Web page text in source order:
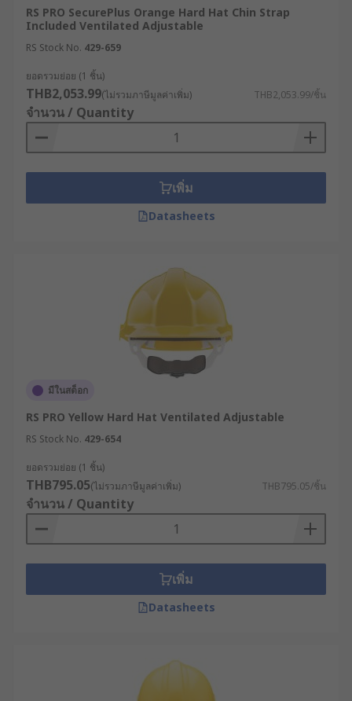
กระแทก
ความแข็งแรง เช่น HDPE (High-Density
Polyethylene) โดยภายในหมวกนิรภัยจะมีแถบรองรับ
แรงกระแทก ช่วยกระจายแรงกระแทกไปทั่วด้านบน
ของศีรษะ ลดอาการบาดเจ็บ นอกจากนั้น หมวก
ก่อสร้างมาพร้อมกับสายรัดคางที่สามารถปรับระดับได้
เพื่อให้หมวกเซฟตี้อยู่กับที่อย่างแน่นหนา อีกทั้งบางรุ่นมี
ช่องระบายอากาศเพื่อให้ศีรษะของคุณเย็นสบายขณะ
หมวกแข็งนิรภัยมีกี่แบบ ? คำตอบคือเราสามารถแบ่ง
ประเภทของหมวกนิรภัย ได้เป็น 2 ประเภทหลัก ๆ ดังต่อ
หมวกกันกระแทกแบบทั่วไป : เหมาะสำหรับงานที่
มีความเสี่ยงจากวัตถุตกใส่ศีรษะ เช่น งาน
ก่อสร้าง งานซ่อมบำรุง เป็นต้น หมวกประเภทนี้
ออกแบบมาเพื่อป้องกันศีรษะจากการถูกของ
ตกลงมาจากที่สูง
หมวกกันกระแทกแบบป้องกันด้านข้าง : เป็น
หมวกที่ให้การปกป้องแรงกระแทกจากด้านบน
ศีรษะและด้านข้างหรือด้านข้างศูนย์กลาง เหมาะ
สำหรับอุตสาหกรรมที่มีความเสี่ยงจากวัตถุ
กระเด็นหรือแกว่งมาทางด้านข้าง เช่น งานตัด
ต้นไม้ งานเหมืองแร่ เป็นต้น
ระดับการป้องกันไฟฟ้าของ
การทำงานในสภาพแวดล้อมที่มีความเสี่ยงจากไฟฟ้า
RS PRO SecurePlus Orange Hard Hat Chin Strap
Included Ventilated Adjustable
RS Stock No. 429-659
ยอดรวมย่อย (1 ชิ้น)
THB2,053.99(ไม่รวมภาษีมูลค่าเพิ่ม) THB2,053.99/ชิ้น
จำนวน / Quantity
เพิ่ม
Datasheets
มีในสต็อก
RS PRO Yellow Hard Hat Ventilated Adjustable
RS Stock No. 429-654
ยอดรวมย่อย (1 ชิ้น)
THB795.05(ไม่รวมภาษีมูลค่าเพิ่ม) THB795.05/ชิ้น
จำนวน / Quantity
เพิ่ม
Datasheets